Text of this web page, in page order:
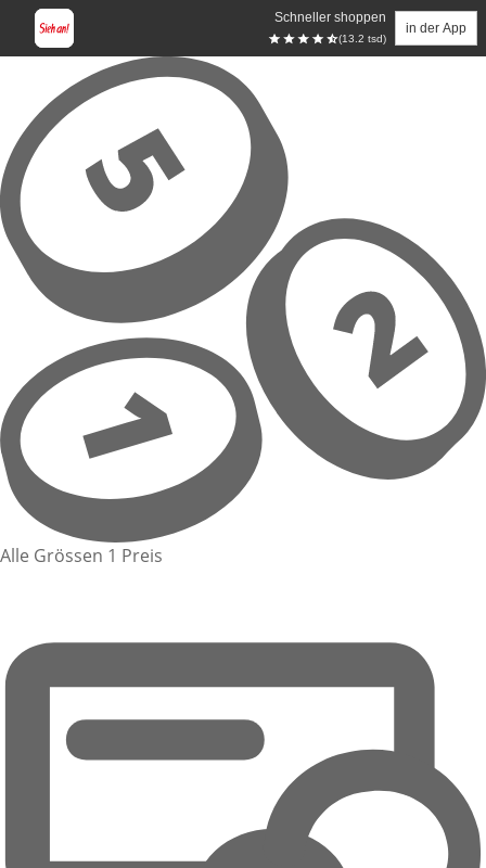
Schneller shoppen
(13.2 tsd)
in der App
Zum Hauptinhalt springen
Alle Grössen 1 Preis